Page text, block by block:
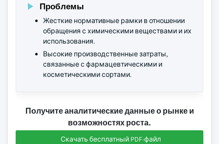
Проблемы
Жесткие нормативные рамки в отношении
обращения с химическими веществами и их
использования.
Высокие производственные затраты,
связанные с фармацевтическими и
косметическими сортами.
Получите аналитические данные о рынке и
возможностях роста.
Скачать бесплатный PDF-файл